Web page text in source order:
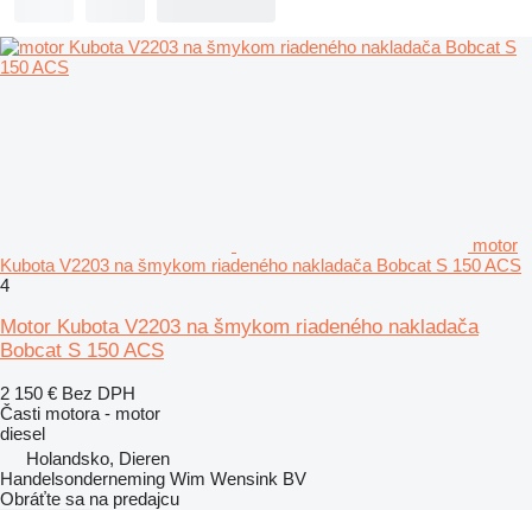
motor
Kubota V2203 na šmykom riadeného nakladača Bobcat S 150 ACS
4
Motor Kubota V2203 na šmykom riadeného nakladača
Bobcat S 150 ACS
2 150 € Bez DPH
Časti motora - motor
diesel
Holandsko, Dieren
Handelsonderneming Wim Wensink BV
Obráťte sa na predajcu